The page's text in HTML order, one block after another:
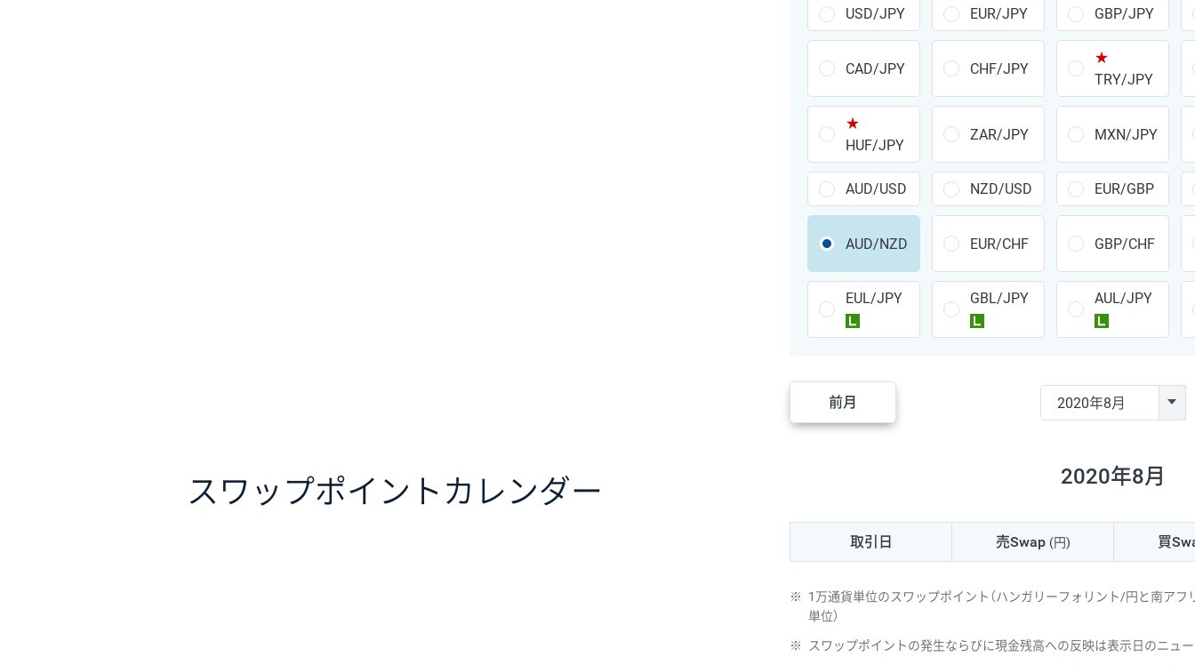
スワップポイント カレンダー
GBP/JPY 170円
AUD/JPY 106円
NZD/JPY 28円
CAD/JPY 38円
CHF/JPY 34円
PLN/JPY 35円
HUF/JPY 16円
ZAR/JPY 130円
MXN/JPY 140円
AUD/USD
EUR/AUD 103円
USD/JPY EUR/JPY GBP/JPY
CAD/JPY CHF/JPY
★
TRY/JPY
★
HUF/JPY
ZAR/JPY MXN/JPY
AUD/USD NZD/USD EUR/GBP
AUD/NZD EUR/CHF GBP/CHF
EUL/JPY
GBL/JPY
AUL/JPY
前月
2020年8月
取引日 売Swap (円) 買
※
1万通貨単位のスワップポイント（ハンガリーフォリント/円と南ア
単位）
※ スワップポイントの発生ならびに現金残高への反映は表示日のニュ